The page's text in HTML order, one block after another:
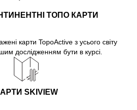
ТОПО КАРТИ
карти TopoActive з усього світу
дослідженням бути в курсі.
SKIVIEW